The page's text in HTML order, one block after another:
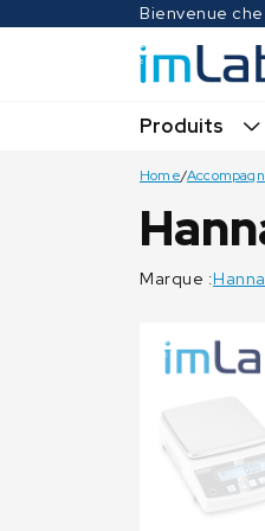
Bienvenue
Produits
Home/
Marque :